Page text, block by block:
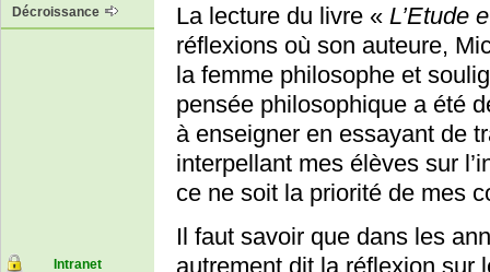
Décroissance
Intranet
La lecture du livre « L’Etude
réflexions où son auteure,
la femme philosophe et
pensée philosophique a été
à enseigner en essayant de
interpellant mes élèves sur
ce ne soit la priorité de mes
Il faut savoir que dans les
autrement dit la réflexion sur